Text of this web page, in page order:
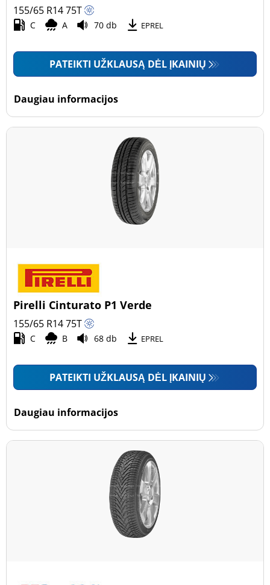
155/65 R1475T
C A 70 db EPREL
PATEIKTI UŽKLAUSĄ DĖL ĮKAINIŲ
Daugiau informacijos
Pirelli Cinturato P1 Verde
155/65 R1475T
C B 68 db EPREL
PATEIKTI UŽKLAUSĄ DĖL ĮKAINIŲ
Daugiau informacijos